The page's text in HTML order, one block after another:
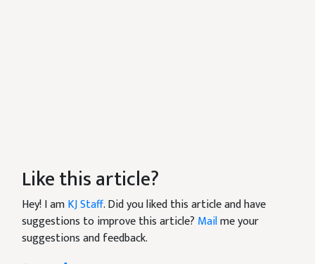
Like this article?
Hey! I amKJ Staff. Did you liked this article and have
suggestions to improve this article? Mailme your
suggestions and feedback.